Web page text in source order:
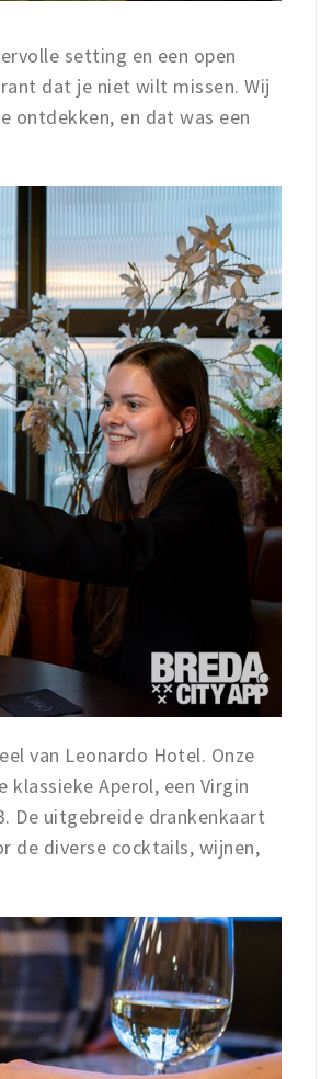
setting en een open
dat je niet wilt missen. Wij
ontdekken, en dat was een
van Leonardo Hotel. Onze
Aperol, een Virgin
De uitgebreide drankenkaart
de diverse cocktails, wijnen,